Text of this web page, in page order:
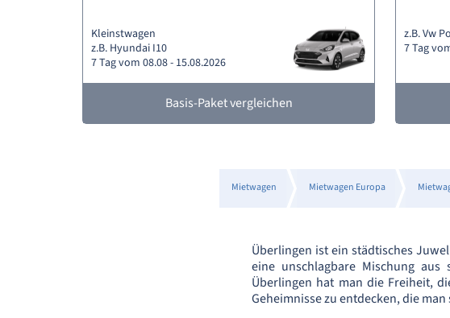
Kleinstwagen
z.B. Hyundai I10
7 Tag vom 08.08 - 15.08.2026
Basis-Paket vergleichen
z.B. Vw
7 Tag
Mietwagen Mietwagen Europa
Überlingen ist ein städtisches
eine unschlagbare Mischung
Überlingen hat man die Freiheit,
Geheimnisse zu entdecken, die